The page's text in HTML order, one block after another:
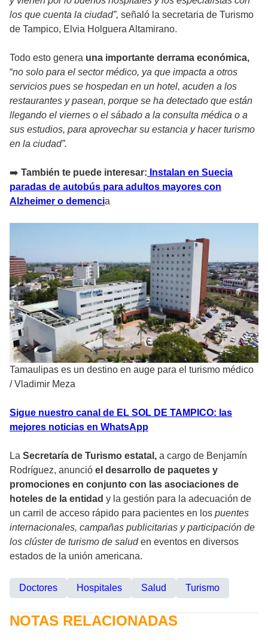
los que cuenta la ciudad”, señaló la secretaria de Turismo
de Tampico, Elvia Holguera Altamirano.
Todo esto genera una importante derrama económica,
“no solo para el sector médico, ya que impacta a otros
servicios pues se hospedan en un hotel, acuden a los
restaurantes y pasean, porque se ha detectado que están
llegando el viernes o el sábado a la consulta médica o a
sus estudios, para aprovechar su estancia y hacer turismo
en la ciudad”.
➡ ️ También te puede interesar: Instalan en Suecia
paradas de autobús para adultos mayores con
Alzheimer o demencia
Tamaulipas es un destino en auge para el turismo médico
/Vladimir Meza
Sigue nuestro canal de EL SOL DE TAMPICO: las
mejores noticias en WhatsApp
La Secretaría de Turismo estatal, a cargo de Benjamín
Rodríguez, anunció el desarrollo de paquetes y
promociones en conjunto con las asociaciones de
hoteles de la entidad y la gestión para la adecuación de
un carril de acceso rápido para pacientes en los puentes
internacionales, campañas publicitarias y participación de
los clúster de turismo de saluden eventos en diversos
estados de la unión americana.
Doctores Hospitales Salud Turismo
NOTAS RELACIONADAS